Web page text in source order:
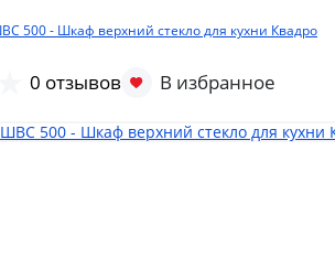
500 - Шкаф верхний стекло для кухни Квадро
0 отзывов